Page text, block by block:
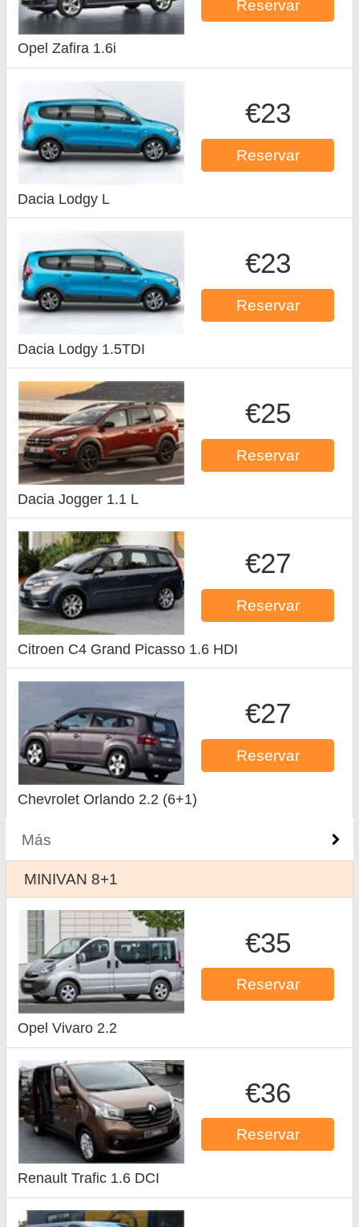
Reservar
Opel Zafira 1.6i
€23
Reservar
Dacia Lodgy L
€23
Reservar
Dacia Lodgy 1.5TDI
€25
Reservar
Dacia Jogger 1.1 L
€27
Reservar
Citroen C4 Grand Picasso 1.6 HDI
€27
Reservar
Chevrolet Orlando 2.2 (6+1)
Más
MINIVAN 8+1
€35
Reservar
Opel Vivaro 2.2
€36
Reservar
Renault Trafic 1.6 DCI